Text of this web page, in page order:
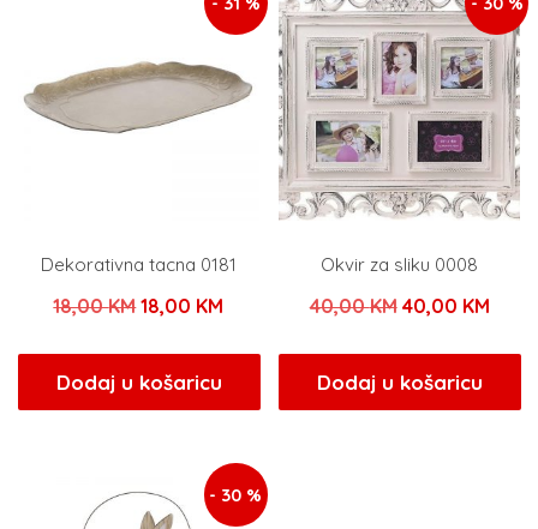
Dekorativna tacna 0181
18,00KMIzvorna
bila
je:
18,00 KM
18,00 KM.
Dodaj u košaricu
Okvir za sliku 0008
40,00KM Izvorna
bila
je:
40,00 KM
Dodaj u košaricu
- 30 %